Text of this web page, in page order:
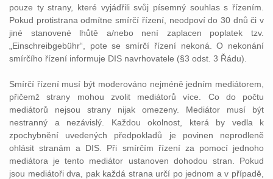
pouze ty strany, které vyjádřili svůj písemný souhlas s řízením.
Pokud protistrana odmítne smírčí řízení, neodpoví do 30 dnů či v
jiné stanovené lhůtě a/nebo není zaplacen poplatek tzv.
„Einschreibgebühr“, pote se smírčí řízení nekoná. O nekonání
smírčího řízení informuje DIS navrhovatele (§3 odst. 3 Řádu).
Smírčí řízení musí být moderováno nejméně jedním mediátorem,
přičemž strany mohou zvolit mediátorů více. Co do počtu
mediátorů nejsou strany nijak omezeny. Mediátor musí být
nestranný a nezávislý. Každou okolnost, která by vedla k
zpochybnění uvedených předpokladů je povinen neprodleně
ohlásit stranám a DIS. Při smírčím řízení za pomocí jednoho
mediátora je tento mediátor ustanoven dohodou stran. Pokud
jsou mediátoři dva, pak každá strana určí po jednom a v případě,